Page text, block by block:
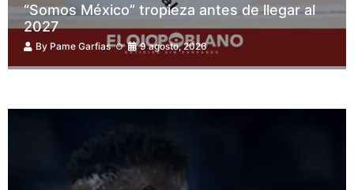
“Somos México” tropieza antes de llegar al
2027
By Pame Garfias 9 agosto, 2026